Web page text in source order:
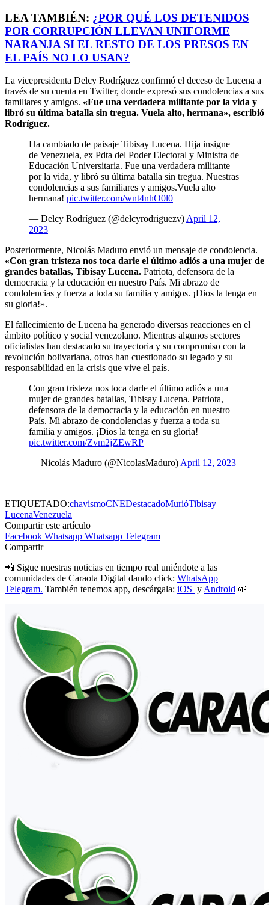
LEA TAMBIÉN: ¿POR QUÉ LOS DETENIDOS
POR CORRUPCIÓN LLEVAN UNIFORME
NARANJA SI EL RESTO DE LOS PRESOS EN
EL PAÍS NO LO USAN?
La vicepresidenta Delcy Rodríguez confirmó el deceso de Lucena a
través de su cuenta en Twitter, donde expresó sus condolencias a sus
familiares y amigos. «Fue una verdadera militante por la vida y
libró su última batalla sin tregua. Vuela alto, hermana», escribió
Rodríguez.
Ha cambiado de paisaje Tibisay Lucena. Hija insigne
de Venezuela, ex Pdta del Poder Electoral y Ministra de
Educación Universitaria. Fue una verdadera militante
por la vida, y libró su última batalla sin tregua. Nuestras
condolencias a sus familiares y amigos.Vuela alto
hermana! pic.twitter.com/wnt4nhO0l0
— Delcy Rodríguez (@delcyrodriguezv) April 12,
2023
Posteriormente, Nicolás Maduro envió un mensaje de condolencia.
«Con gran tristeza nos toca darle el último adiós a una mujer de
grandes batallas, Tibisay Lucena. Patriota, defensora de la
democracia y la educación en nuestro País. Mi abrazo de
condolencias y fuerza a toda su familia y amigos. ¡Dios la tenga en
su gloria!».
El fallecimiento de Lucena ha generado diversas reacciones en el
ámbito político y social venezolano. Mientras algunos sectores
oficialistas han destacado su trayectoria y su compromiso con la
revolución bolivariana, otros han cuestionado su legado y su
responsabilidad en la crisis que vive el país.
Con gran tristeza nos toca darle el último adiós a una
mujer de grandes batallas, Tibisay Lucena. Patriota,
defensora de la democracia y la educación en nuestro
País. Mi abrazo de condolencias y fuerza a toda su
familia y amigos. ¡Dios la tenga en su gloria!
pic.twitter.com/Zvm2jZEwRP
— Nicolás Maduro (@NicolasMaduro) April 12, 2023
ETIQUETADO:chavismoCNEDestacadoMurióTibisay
LucenaVenezuela
Compartir este artículo
Facebook Whatsapp Whatsapp Telegram
Compartir
📲 Sigue nuestras noticias en tiempo real uniéndote a las
comunidades de Caraota Digital dando click: WhatsApp +
Telegram. También tenemos app, descárgala: iOS y Android 🌱